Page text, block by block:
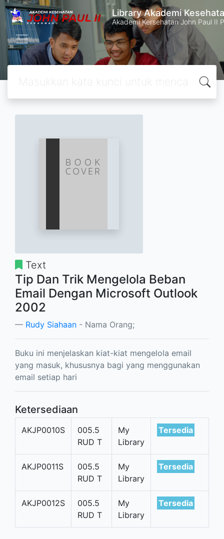
Library Akademi
Akademi Kersehatan John Paul II
Text
Tip Dan Trik Mengelola Beban
Email Dengan Microsoft Outlook
2002
Rudy Siahaan - Nama Orang;
Buku ini menjelaskan kiat-kiat mengelola email
yang masuk, khususnya bagi yang menggunakan
email setiap hari
Ketersediaan
AKJP0010S
005.5
RUD T
My
Library
Tersedia
AKJP0011S
005.5
RUD T
My
Library
Tersedia
AKJP0012S
005.5
RUD T
My
Library
Tersedia